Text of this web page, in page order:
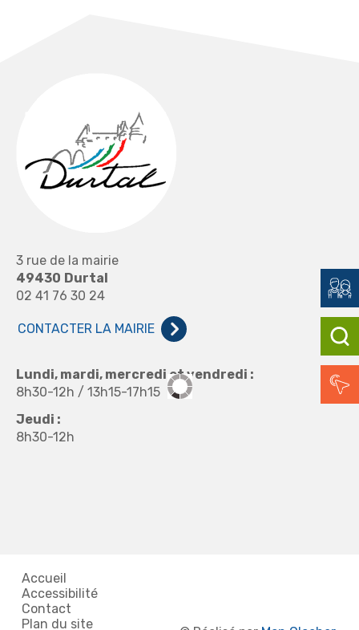
3 rue de la mairie
49430 Durtal
02 41 76 30 24
CONTACTER LA MAIRIE
Lundi, mardi, mercredi et vendredi :
8h30-12h / 13h15-17h15
Jeudi :
8h30-12h
Accueil
Accessibilité
Contact
Plan du site